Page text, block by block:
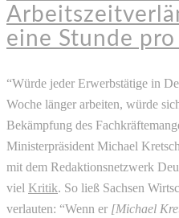
eine Stunde
“Würde jeder Erwerbstätige in
Woche länger arbeiten, würde
Bekämpfung des
Ministerpräsident Michael
mit dem Redaktionsnetzwerk
viel Kritik. So ließ Sachsen
verlauten: “Wenn er [Michael